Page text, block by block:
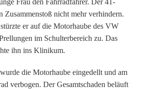
Frau den Fahrradfahrer. Der 41-
Zusammenstoß nicht mehr verhindern.
er auf die Motorhaube des VW
im Schulterbereich zu. Das
ihn ins Klinikum.
die Motorhaube eingedellt und am
verbogen. Der Gesamtschaden beläuft